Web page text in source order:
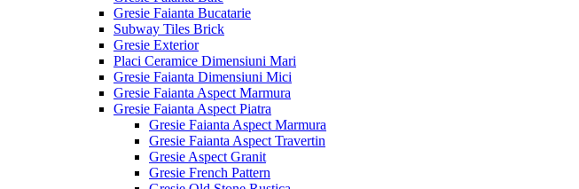
Gresie Faianta Bucatarie
Subway Tiles Brick
Gresie Exterior
Placi Ceramice Dimensiuni Mari
Gresie Faianta Dimensiuni Mici
Gresie Faianta Aspect Marmura
Gresie Faianta Aspect Piatra
Gresie Faianta Aspect Marmura
Gresie Faianta Aspect Travertin
Gresie Aspect Granit
Gresie French Pattern